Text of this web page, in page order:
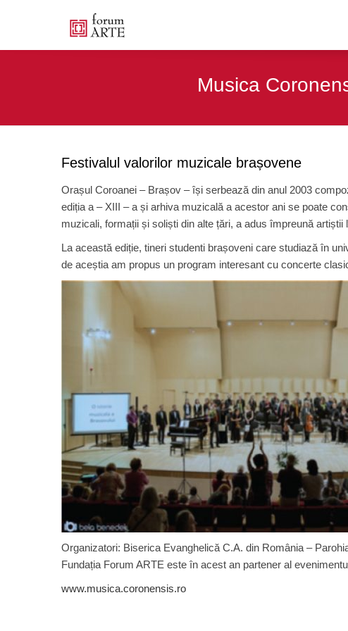
Musica
Festivalul valorilor muzicale brașovene
Orașul Coroanei – Brașov – își serbează din anul 2003
ediția a – XIII – a și arhiva muzicală a acestor ani se poate
muzicali, formații și soliști din alte țări, a adus împreună
La această ediție, tineri studenti brașoveni care studiază în
de aceștia am propus un program interesant cu concerte
Organizatori: Biserica Evanghelică C.A. din România –
Fundația Forum ARTE este în acest an partener al
www.musica.coronensis.ro